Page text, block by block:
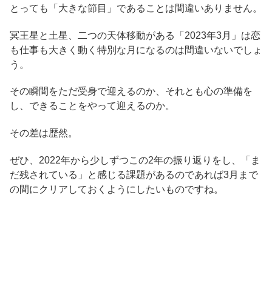
とっても「大きな節目」であることは間違いありません。
冥王星と土星、二つの天体移動がある「2023年3月」は恋
も仕事も大きく動く特別な月になるのは間違いないでしょ
う。
その瞬間をただ受身で迎えるのか、それとも心の準備を
し、できることをやって迎えるのか。
その差は歴然。
ぜひ、2022年から少しずつこの2年の振り返りをし、「ま
だ残されている」と感じる課題があるのであれば3月まで
の間にクリアしておくようにしたいものですね。